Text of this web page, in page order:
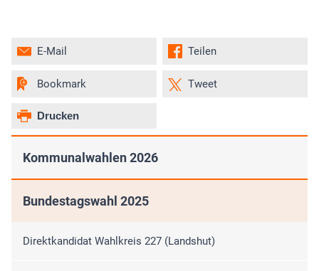
Teilen
Tweet
E-Mail
Bookmark
Drucken
Kommunalwahlen 2026
Bundestagswahl 2025
Direktkandidat Wahlkreis 227 (Landshut)